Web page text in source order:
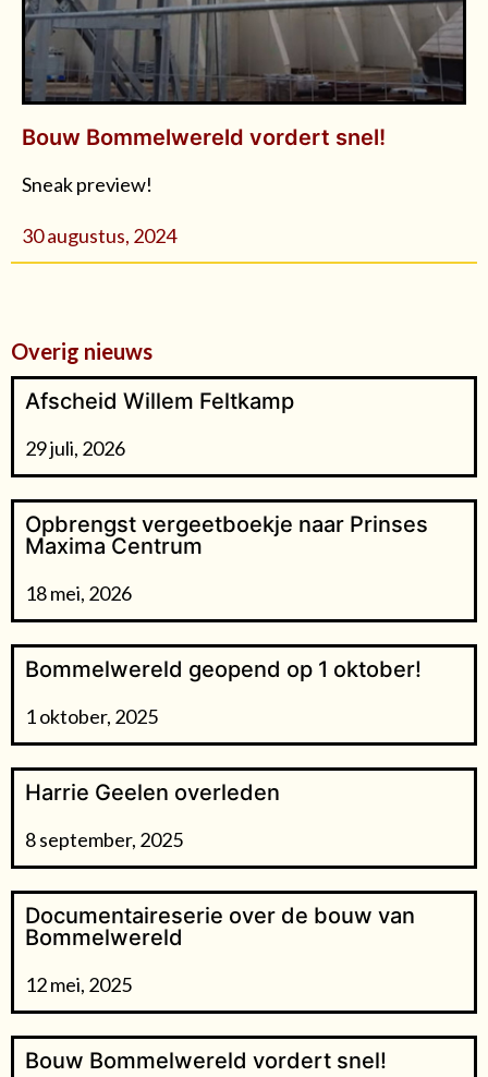
Bouw Bommelwereld vordert snel!
Sneak preview!
30 augustus, 2024
Overig nieuws
Afscheid Willem Feltkamp
29 juli, 2026
Opbrengst vergeetboekje naar Prinses
Maxima Centrum
18 mei, 2026
Bommelwereld geopend op 1 oktober!
1 oktober, 2025
Harrie Geelen overleden
8 september, 2025
Documentaireserie over de bouw van
Bommelwereld
12 mei, 2025
Bouw Bommelwereld vordert snel!